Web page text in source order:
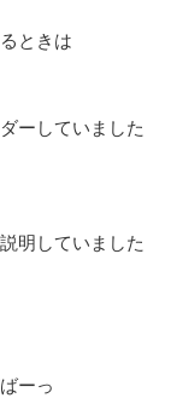
ときは
ーしていました
明していました
ーっ